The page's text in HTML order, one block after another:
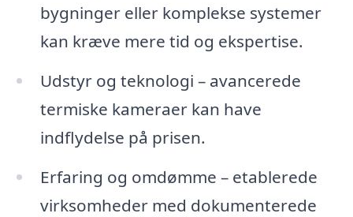
bygninger eller komplekse systemer
kan kræve mere tid og ekspertise.
Udstyr og teknologi – avancerede
termiske kameraer kan have
indflydelse på prisen.
Erfaring og omdømme – etablerede
virksomheder med dokumenterede